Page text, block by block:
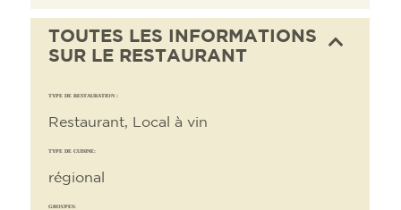
TOUTES LES INFORMATIONS
SUR LE RESTAURANT
TYPE DE RESTAURATION :
Restaurant, Local à vin
TYPE DE CUISINE:
régional
GROUPES: